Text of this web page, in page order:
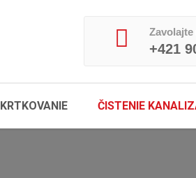
Zavolajte
+421
KRTKOVANIE ČISTENIE